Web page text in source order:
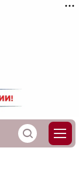
S